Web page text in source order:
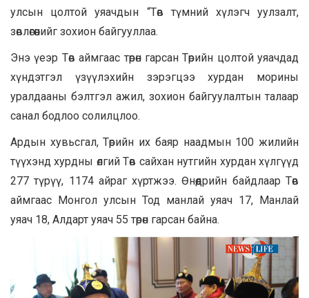
улсын цолтой уяачдын “Төв түмний хүлэгч уулзалт,
зөвлөгөөнийг зохион байгууллаа.
Энэ үеэр Төв аймгаас төрөн гарсан Төрийн цолтой уяачдад
хүндэтгэл үзүүлэхийн зэрэгцээ хурдан морины
уралдааны бэлтгэл ажил, зохион байгуулалтын талаар
санал бодлоо солилцлоо.
Ардын хувьсгал, Төрийн их баяр наадмын 100 жилийн
түүхэнд хурдны өлгий Төв сайхан нутгийн хурдан хүлгүүд
277 түрүү, 1174 айраг хүртжээ. Өнөөдрийн байдлаар Төв
аймгаас Монгол улсын Тод манлай уяач 17, Манлай
уяач 18, Алдарт уяач 55 төрөн гарсан байна.